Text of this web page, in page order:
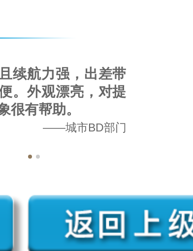
续航力强，出差带
。外观漂亮，对提
很有帮助。
——城市BD部门